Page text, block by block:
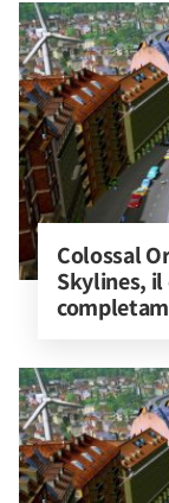
Colossal
Skylines, il